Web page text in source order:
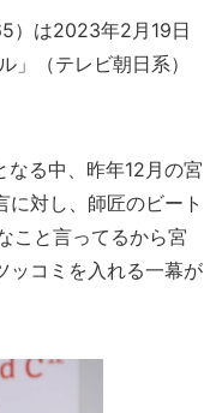
）は2023年2月19日
」（テレビ朝日系）
る中、昨年12月の宮
対し、師匠のビート
こと言ってるから宮
ッコミを入れる一幕が